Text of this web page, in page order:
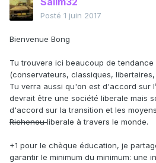
Posté 1 juin 2017
Bienvenue Bong
Tu trouvera ici beaucoup de tendance
(conservateurs, classiques,
Tu verra aussi qu'on est d'accord sur
devrait être une société liberale mais
d'accord sur la transition et les
Richenouliberale à travers le monde.
+1 pour le chèque éducation, je
garantir le minimum du minimum: une